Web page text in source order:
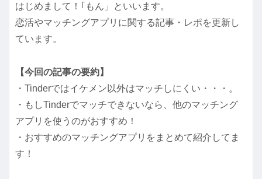
はじめまして！｢もん」といいます。
恋活やマッチングアプリに関する記事・レポを更新し
ています。
【今回の記事の要約】
・Tinderではイケメン以外はマッチしにくい・・・。
・もしTinderでマッチできないなら、他のマッチング
アプリを使うのがおすすめ！
・おすすめのマッチングアプリをまとめて紹介してま
す！